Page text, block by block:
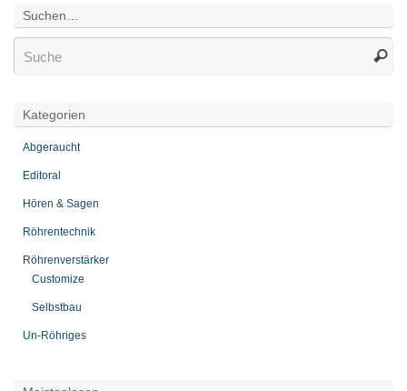
Suchen…
Kategorien
Abgeraucht
Editoral
Hören & Sagen
Röhrentechnik
Röhrenverstärker
Customize
Selbstbau
Un-Röhriges